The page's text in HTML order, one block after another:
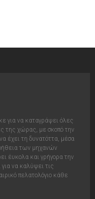
για να καταγράψει όλες
της χώρας, με σκοπό την
έχει τη δυνατόττα, μέσα
των μηχανών
έυκολα και γρήγορα την
να καλύψει τις
πελατολόγιο κάθε